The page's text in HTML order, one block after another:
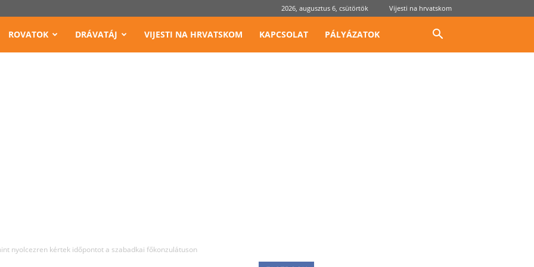
2026, augusztus 6, csütörtök Vijesti na hrvatskom
ROVATOK DRÁVATÁJ VIJESTI NA HRVATSKOM KAPCSOLAT PÁLYÁZATOK
nyolcezren kértek időpontot a szabadkai főkonzulátuson